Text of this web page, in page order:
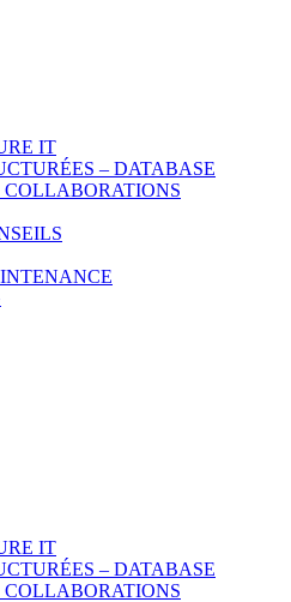
IT
– DATABASE
COLLABORATIONS
IT
– DATABASE
COLLABORATIONS